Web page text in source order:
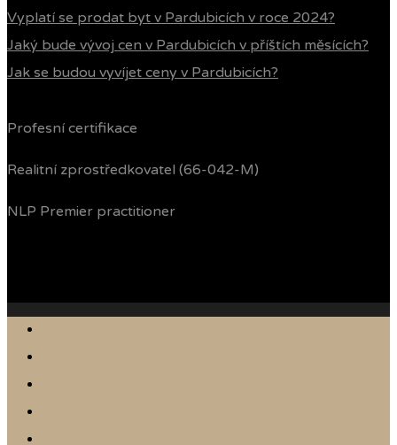
Vyplatí se prodat byt v Pardubicích v roce 2024?
Jaký bude vývoj cen v Pardubicích v příštích měsících?
Jak se budou vyvíjet ceny v Pardubicích?
Profesní certifikace
Realitní zprostředkovatel (66-042-M)
NLP Premier practitioner